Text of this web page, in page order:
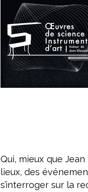
Qui, mieux que
lieux, des
s’interroger sur la